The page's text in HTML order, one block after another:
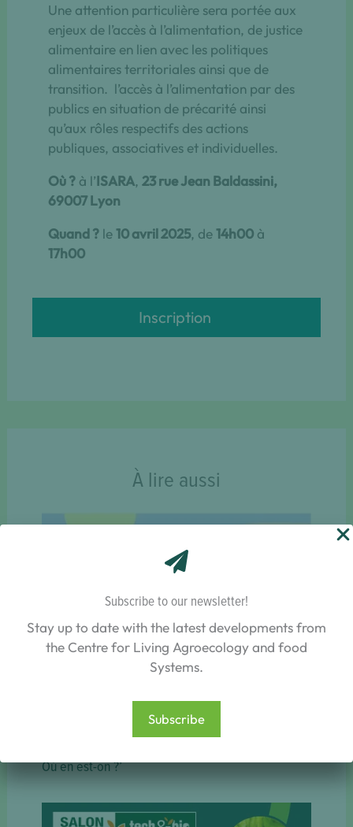
Subscribe to our newsletter!
Stay up to date with the latest developments from
the Centre for Living Agroecology and food
Systems.
Subscribe
Une attention particulière sera portée aux
enjeux de l’accès à l’alimentation, de justice
alimentaire en lien avec les politiques
alimentaires territoriales ainsi que de
transition. l’accès à l’alimentation par des
publics en situation de précarité ainsi
qu’aux rôles respectifs des actions
publiques, associatives et individuelles.
Où ? à l’ISARA,23 rue Jean Baldassini,
69007 Lyon
Quand ? le10 avril 2025, de14h00 à
17h00
Inscription
À lire aussi
Où en est-on ?’